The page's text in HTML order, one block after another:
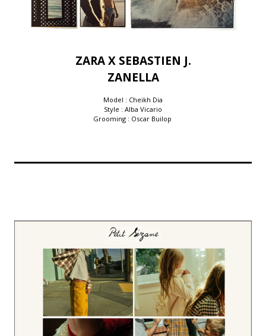
ZARA X SEBASTIEN J.
ZANELLA
Model : Cheikh Dia
Style : Alba Vicario
Grooming : Oscar Builop